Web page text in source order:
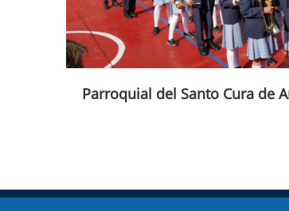
Parroquial del Santo Cura de